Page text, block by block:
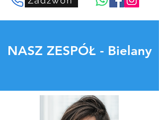
NASZ ZESPÓŁ - Bielany